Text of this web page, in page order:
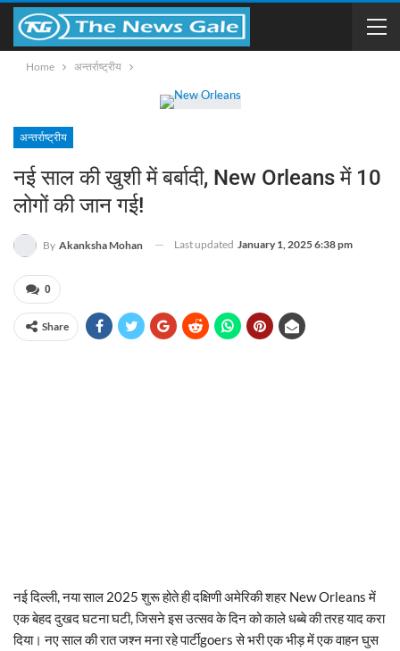
Home अन्तर्राष्ट्रीय
अन्तर्राष्ट्रीय
नई साल की खुशी में बर्बादी, New Orleans में 10
लोगों की जान गई!
By Akanksha Mohan Last updated January 1, 2025 6:38 pm
0
Share
नई दिल्ली, नया साल 2025 शुरू होते ही दक्षिणी अमेरिकी शहर New Orleans में
एक बेहद दुखद घटना घटी, जिसने इस उत्सव के दिन को काले धब्बे की तरह याद करा
दिया। नए साल की रात जश्न मना रहे पार्टीgoers से भरी एक भीड़ में एक वाहन घुस